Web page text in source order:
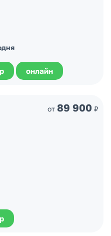
онлайн
от 89 900 ₽